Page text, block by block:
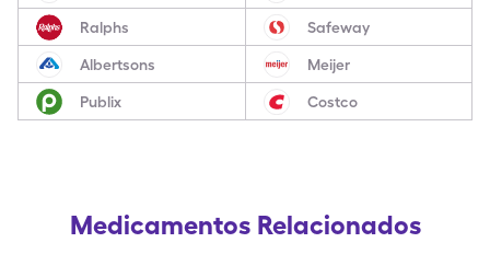
Ralphs Safeway
Albertsons Meijer
Publix Costco
Medicamentos Relacionados